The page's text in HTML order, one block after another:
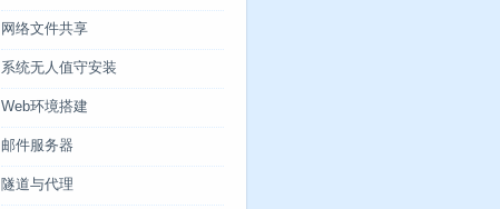
网络文件共享
系统无人值守安装
Web环境搭建
邮件服务器
隧道与代理